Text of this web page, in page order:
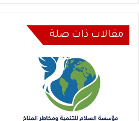
مقارنة!!!
مقالات ذات صلة